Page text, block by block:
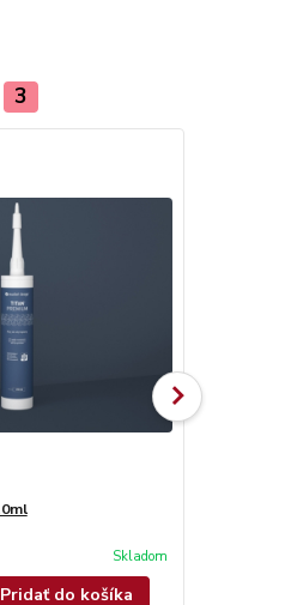
3
Skladom
Pridať do košíka